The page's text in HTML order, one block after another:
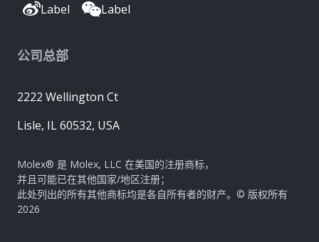
Label Label
公司总部
2222 Wellington Ct
Lisle, IL 60532, USA
Molex® 是 Molex, LLC 在美国的注册商标，
并且可能已在其他国家/地区注册；
此处列出的所有其他商标均是各自所有者的财产。© 版权所有
2026